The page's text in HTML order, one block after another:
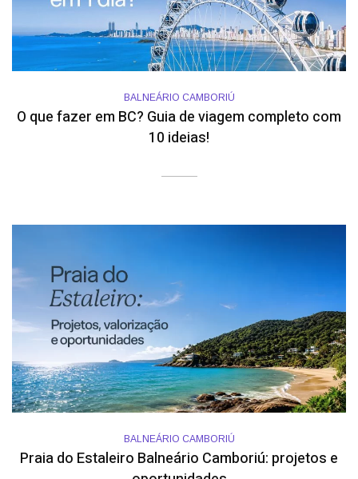
BALNEÁRIO CAMBORIÚ
O que fazer em BC? Guia de viagem completo com
10 ideias!
BALNEÁRIO CAMBORIÚ
Praia do Estaleiro Balneário Camboriú: projetos e